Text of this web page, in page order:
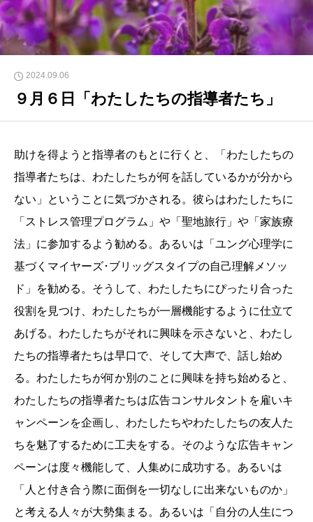
2024.09.06
９月６日「わたしたちの指導者たち」
助けを得ようと指導者のもとに行くと、「わたしたちの
指導者たちは、わたしたちが何を話しているかが分から
ない」ということに気づかされる。彼らはわたしたちに
「ストレス管理プログラム」や「聖地旅行」や「家族療
法」に参加するよう勧める。あるいは「ユング心理学に
基づくマイヤーズ･ブリッグスタイプの自己理解メソッ
ド」を勧める。そうして、わたしたちにぴったり合った
役割を見つけ、わたしたちが一層機能するように仕立て
あげる。わたしたちがそれに興味を示さないと、わたし
たちの指導者たちは早口で、そして大声で、話し始め
る。わたしたちが何か別のことに興味を持ち始めると、
わたしたちの指導者たちは広告コンサルタントを雇いキ
ャンペーンを企画し、わたしたちやわたしたちの友人た
ちを魅了するために工夫をする。そのような広告キャン
ペーンは度々機能して、人集めに成功する。あるいは
「人と付き合う際に面倒を一切なしに出来ないものか」
と考える人々が大勢集まる。あるいは「自分の人生につ